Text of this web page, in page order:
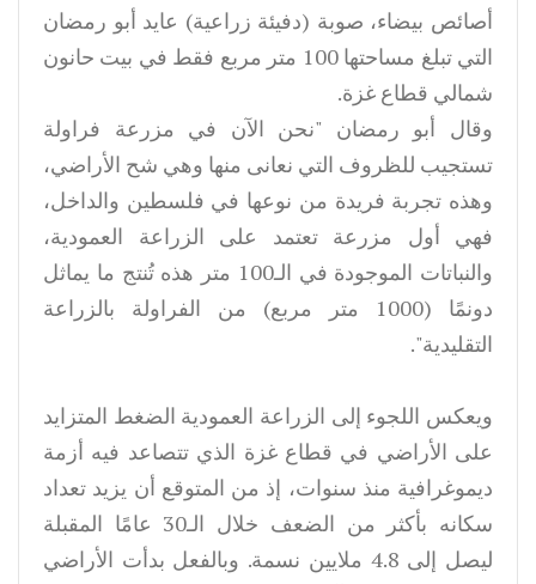
أصائص بيضاء، صوبة (دفيئة زراعية) عايد أبو رمضان
التي تبلغ مساحتها 100 متر مربع فقط في بيت حانون
شمالي قطاع غزة.
وقال أبو رمضان "نحن الآن في مزرعة فراولة
تستجيب للظروف التي نعانى منها وهي شح الأراضي،
وهذه تجربة فريدة من نوعها في فلسطين والداخل،
فهي أول مزرعة تعتمد على الزراعة العمودية،
والنباتات الموجودة في الـ100 متر هذه تُنتج ما يماثل
دونمًا (1000 متر مربع) من الفراولة بالزراعة
التقليدية".
ويعكس اللجوء إلى الزراعة العمودية الضغط المتزايد
على الأراضي في قطاع غزة الذي تتصاعد فيه أزمة
ديموغرافية منذ سنوات، إذ من المتوقع أن يزيد تعداد
سكانه بأكثر من الضعف خلال الـ30 عامًا المقبلة
ليصل إلى 4.8 ملايين نسمة. وبالفعل بدأت الأراضي